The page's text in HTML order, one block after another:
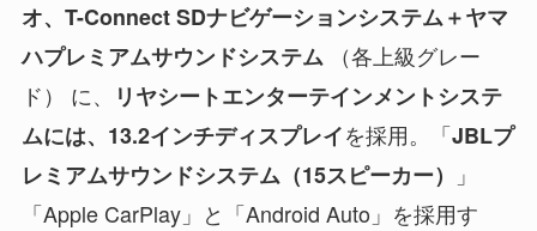
オ、T-Connect SDナビゲーションシステム＋ヤマ
ハプレミアムサウンドシステム（各上級グレー
ド） に、
リヤシートエンターテインメントシステ
ムには、13.2インチディスプレイを採用。「JBLプ
レミアムサウンドシステム（15スピーカー）
」
「Apple CarPlay」と「Android Auto」を採用す